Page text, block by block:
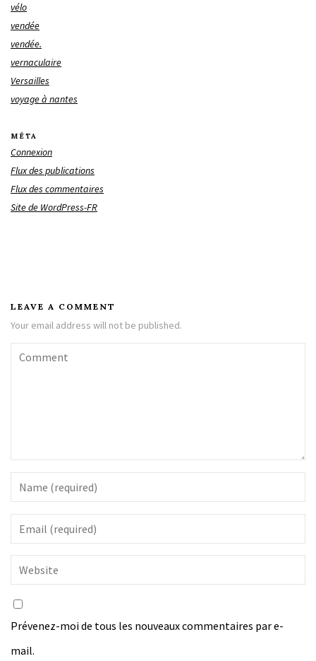
vélo
vendée
vendée.
vernaculaire
Versailles
voyage à nantes
MÉTA
Connexion
Flux des publications
Flux des commentaires
Site de WordPress-FR
LEAVE A COMMENT
Your email address will not be published.
Prévenez-moi de tous les nouveaux commentaires par e-
mail.